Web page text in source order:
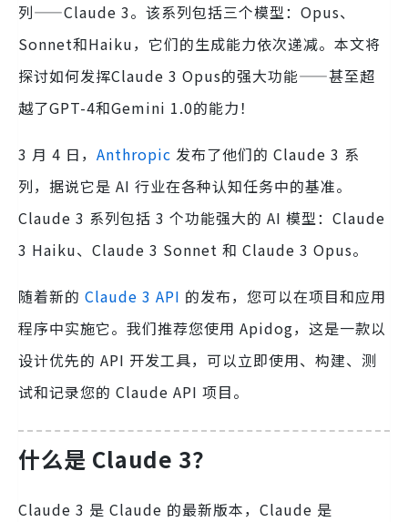
列——Claude 3。该系列包括三个模型：Opus、
Sonnet和Haiku，它们的生成能力依次递减。本文将
探讨如何发挥Claude 3 Opus的强大功能——甚至超
越了GPT-4和Gemini 1.0的能力！
3 月 4 日， Anthropic 发布了他们的 Claude 3 系
列，据说它是 AI 行业在各种认知任务中的基准。
Claude 3 系列包括 3 个功能强大的 AI 模型：Claude
3 Haiku、Claude 3 Sonnet 和 Claude 3 Opus。
随着新的 Claude 3 API 的发布，您可以在项目和应用
程序中实施它。我们推荐您使用 Apidog，这是一款以
设计优先的 API 开发工具，可以立即使用、构建、测
试和记录您的 Claude API 项目。
什么是 Claude 3？
Claude 3 是 Claude 的最新版本，Claude 是